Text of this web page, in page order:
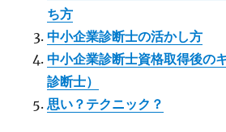
ち方
中小企業診断士の活かし方
中小企業診断士資格取得後の
診断士）
思い？テクニック？